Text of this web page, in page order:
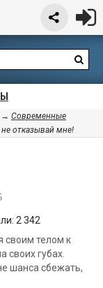
→ Современные
отказывай мне!
2 342
своим телом к
своих губах.
шанса сбежать,